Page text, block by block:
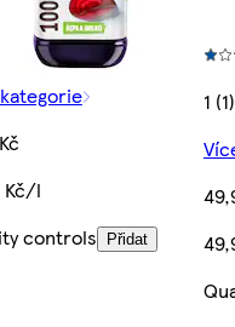
Kč/l
controls
Přidat
1 (1)